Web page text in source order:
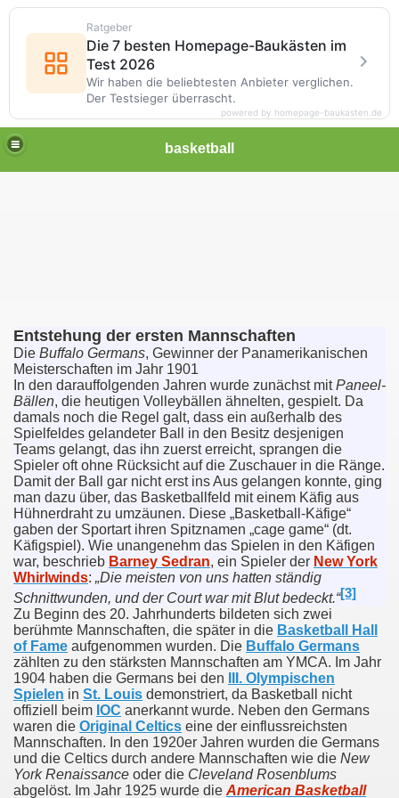
basketball
Entstehung der ersten Mannschaften
Die Buffalo Germans, Gewinner der Panamerikanischen
Meisterschaften im Jahr 1901
In den darauffolgenden Jahren wurde zunächst mitPaneel-
Bällen, die heutigen Volleybällen ähnelten, gespielt. Da
damals noch die Regel galt, dass ein außerhalb des
Spielfeldes gelandeter Ball in den Besitz desjenigen
Teams gelangt, das ihn zuerst erreicht, sprangen die
Spieler oft ohne Rücksicht auf die Zuschauer in die Ränge.
Damit der Ball gar nicht erst ins Aus gelangen konnte, ging
man dazu über, das Basketballfeld mit einem Käfig aus
Hühnerdraht zu umzäunen. Diese „Basketball-Käfige“
gaben der Sportart ihren Spitznamen „cage game“ (dt.
Käfigspiel). Wie unangenehm das Spielen in den Käfigen
war, beschrieb Barney Sedran, ein Spieler der New York
Whirlwinds: „Die meisten von uns hatten ständig
Schnittwunden, und der Court war mit Blut bedeckt.“[3]
Zu Beginn des 20. Jahrhunderts bildeten sich zwei
berühmte Mannschaften, die später in die Basketball Hall
of Fame aufgenommen wurden. Die Buffalo Germans
zählten zu den stärksten Mannschaften am YMCA. Im Jahr
1904 haben die Germans bei den
III. Olympischen
Spielen in St. Louis demonstriert, da Basketball nicht
offiziell beim IOC anerkannt wurde. Neben den Germans
waren die Original Celtics eine der einflussreichsten
Mannschaften. In den 1920er Jahren wurden die Germans
und die Celtics durch andere Mannschaften wie die New
York Renaissance oder die Cleveland Rosenblums
abgelöst. Im Jahr 1925 wurde die American Basketball
Ratgeber
Die 7 besten Homepage-Baukästen im
Test 2026
Wir haben die beliebtesten Anbieter verglichen.
Der Testsieger überrascht.
powered by homepage-baukasten.de